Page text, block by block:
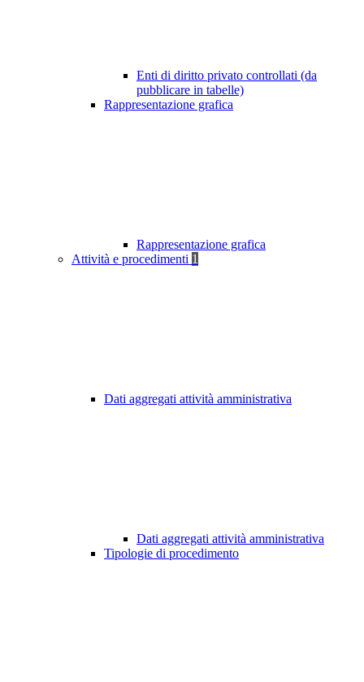
Enti di diritto privato controllati (da
pubblicare in tabelle)
Rappresentazione grafica
Rappresentazione grafica
Attività e procedimenti 1
Dati aggregati attività amministrativa
Dati aggregati attività amministrativa
Tipologie di procedimento